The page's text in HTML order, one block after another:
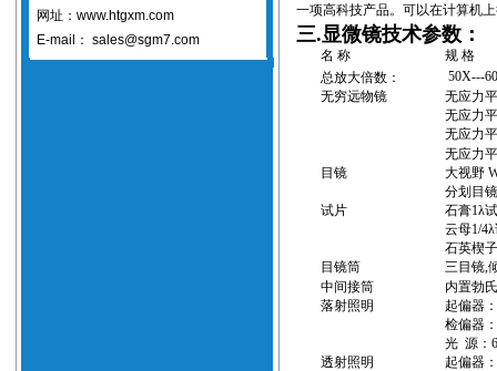
网址：www.htgxm.com
E-mail： sales@sgm7.com
一项高科技产品。可以在计算机
三.显微镜技术参数：
名 称
规 格
总放大倍数：
50X---
无穷远物镜
无应力
无应力
无应力
无应力
目镜
大视野
分划目
试片
石膏1λ
云母1/4λ
石英楔
目镜筒
三目镜,
中间接筒
内置勃
落射照明
起偏器
检偏器
光 源：
透射照明
起偏器